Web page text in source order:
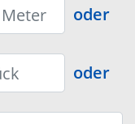
oder
oder